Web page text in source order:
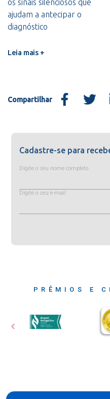
os sinais silenciosos que
ajudam a antecipar o
diagnóstico
Leia mais +
Compartilhar
Cadastre-se para
Digite o seu nome completo
Digite o seu e-mail
PRÊMIOS E